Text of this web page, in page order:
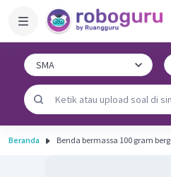
Beranda Benda bermassa 100 gram